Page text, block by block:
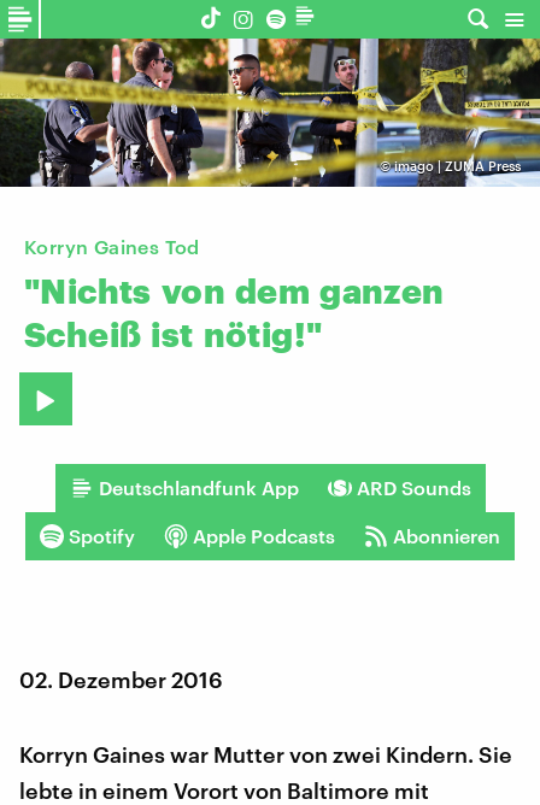
©imago | ZUMA Press
Korryn Gaines Tod
"Nichts von dem ganzen
Scheiß ist nötig!"
Deutschlandfunk App ARD Sounds
Spotify Apple Podcasts Abonnieren
02. Dezember 2016
Korryn Gaines war Mutter von zwei Kindern. Sie
lebte in einem Vorort von Baltimore mit